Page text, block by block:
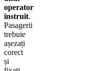
operator
instruit.
Pasagerii
trebuie
așezați
corect
și